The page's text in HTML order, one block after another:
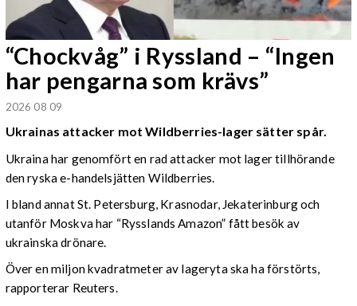
“Chockvåg” i Ryssland – “Ingen
har pengarna som krävs”
2026 08 09
Ukrainas attacker mot Wildberries-lager sätter spår.
Ukraina har genomfört en rad attacker mot lager tillhörande
den ryska e-handelsjätten Wildberries.
I bland annat St. Petersburg, Krasnodar, Jekaterinburg och
utanför Moskva har “Rysslands Amazon” fått besök av
ukrainska drönare.
Över en miljon kvadratmeter av lageryta ska ha förstörts,
rapporterar Reuters.